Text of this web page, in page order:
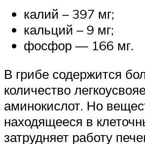
калий – 397 мг;
кальций – 9 мг;
фосфор — 166 мг.
В грибе содержится
количество
аминокислот. Но
находящееся в
затрудняет работу